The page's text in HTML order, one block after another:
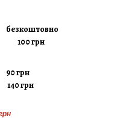
безкоштовно
100 грн
90 грн
140 грн